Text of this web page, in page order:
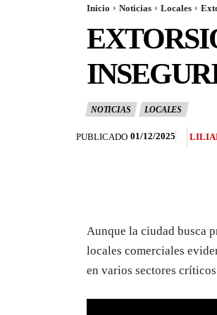
Inicio Noticias Locales
NOTICIAS LOCALES
PUBLICADO 01/12/2025
Aunque la ciudad busca
locales comerciales
en varios sectores